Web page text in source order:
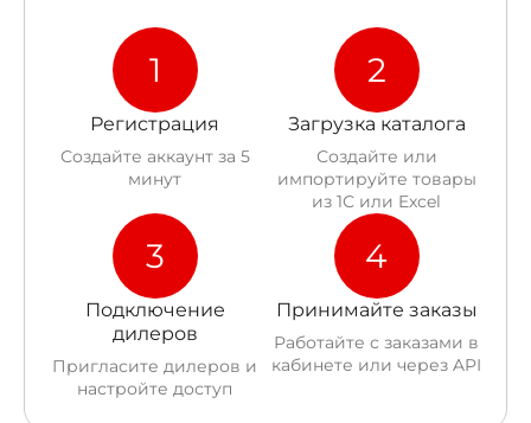
1
Регистрация
Создайте аккаунт за 5
минут
2
Загрузка каталога
Создайте или
импортируйте товары
из 1С или Excel
3
Подключение
дилеров
Пригласите дилеров и
настройте доступ
4
Принимайте заказы
Работайте с заказами в
кабинете или через API